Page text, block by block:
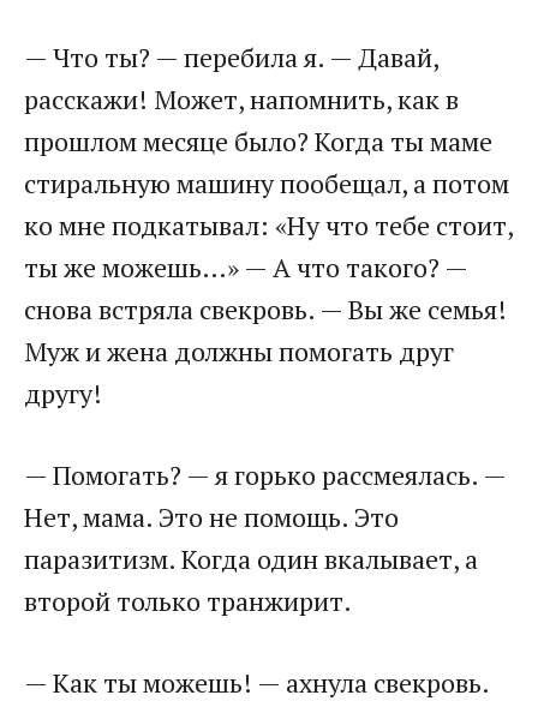
— Что ты? — перебила я. — Давай,
расскажи! Может, напомнить, как в
прошлом месяце было? Когда ты маме
стиральную машину пообещал, а потом
ко мне подкатывал: «Ну что тебе стоит,
ты же можешь…» — А что такого? —
снова встряла свекровь. — Вы же семья!
Муж и жена должны помогать друг
другу!
— Помогать? — я горько рассмеялась. —
Нет, мама. Это не помощь. Это
паразитизм. Когда один вкалывает, а
второй только транжирит.
— Как ты можешь! — ахнула свекровь.